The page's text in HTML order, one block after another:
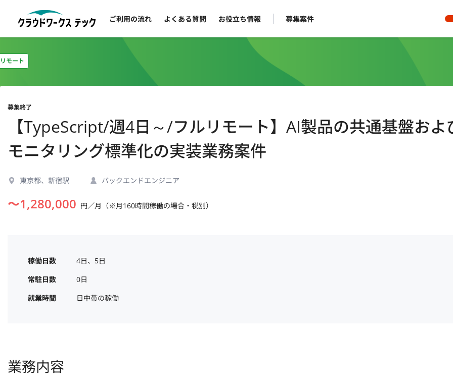
ご利用の流れ よくある質問 お役立ち情報 募集案件
モート
募集終了
【TypeScript/週4日～/フルリモート】AI製品の共通基盤およ
モニタリング標準化の実装業務案件
東京都、新宿駅 バックエンドエンジニア
〜1,280,000 円／月（※月160時間稼働の場合・税別）
稼働日数
4日、5日
常駐日数
0日
就業時間
日中帯の稼働
業務内容